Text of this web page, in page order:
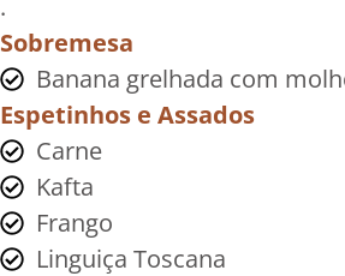
Sobremesa
Banana grelhada com
Espetinhos e Assados
Carne
Kafta
Frango
Linguiça Toscana